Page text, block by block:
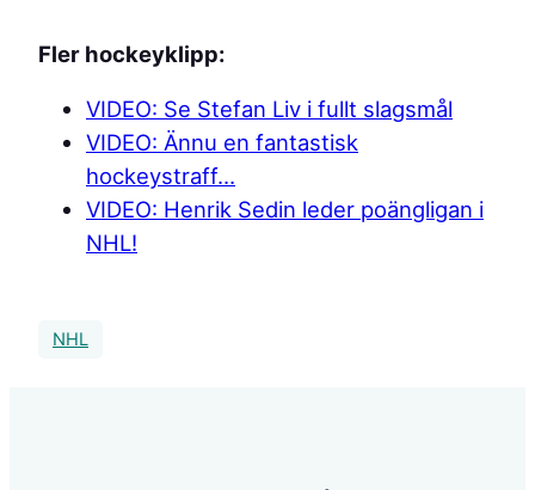
Fler hockeyklipp:
VIDEO: Se Stefan Liv i fullt slagsmål
VIDEO: Ännu en fantastisk
hockeystraff…
VIDEO: Henrik Sedin leder poängligan i
NHL!
NHL